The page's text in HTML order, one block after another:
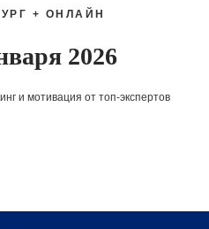
+ ОНЛАЙН
2026
и мотивация от топ-экспертов